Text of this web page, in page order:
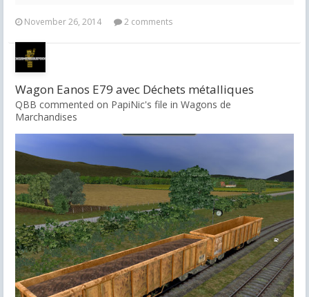
November 26, 2014 2 comments
Wagon Eanos E79 avec Déchets métalliques
QBB commented on PapiNic's file in Wagons de
Marchandises